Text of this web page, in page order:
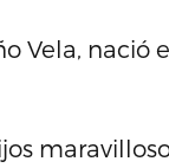
Vela, nació